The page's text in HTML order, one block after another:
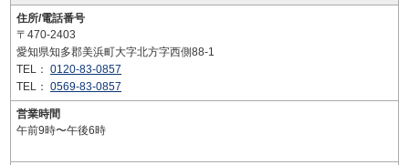
住所/電話番号
〒470-2403
愛知県知多郡美浜町大字北方字西側88-1
TEL： 0120-83-0857
TEL： 0569-83-0857
営業時間
午前9時〜午後6時